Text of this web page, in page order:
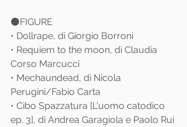
⚫️FIGURE
• Dollrape, di Giorgio Borroni
• Requiem to the moon, di Claudia
Corso Marcucci
• Mechaundead, di Nicola
Perugini/Fabio Carta
• Cibo Spazzatura [L'uomo catodico
ep. 3], di Andrea Garagiola e Paolo Rui